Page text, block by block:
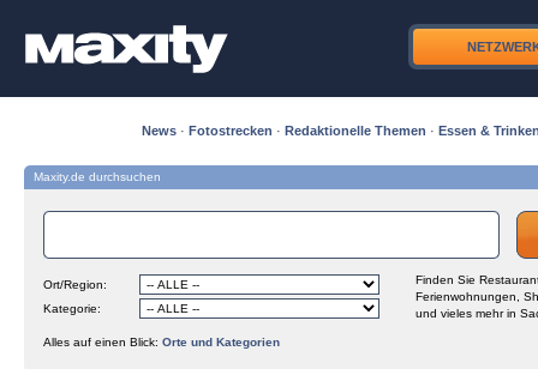
News · Fotostrecken · Redaktionelle Themen · Essen &
Maxity.de durchsuchen
Ort/Region:
Kategorie:
Finden Sie
Ferienwohnungen,
und vieles mehr in
Alles auf einen Blick: Orte und Kategorien